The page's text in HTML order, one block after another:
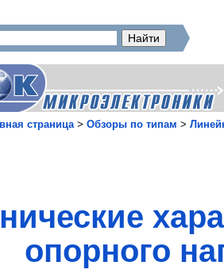
страница> Обзоры по типам >
опорного